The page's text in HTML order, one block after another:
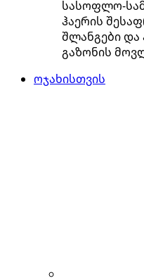
სასოფლო-
ჰაერის
შლანგები და
გაზონის
ოჯახისთვის